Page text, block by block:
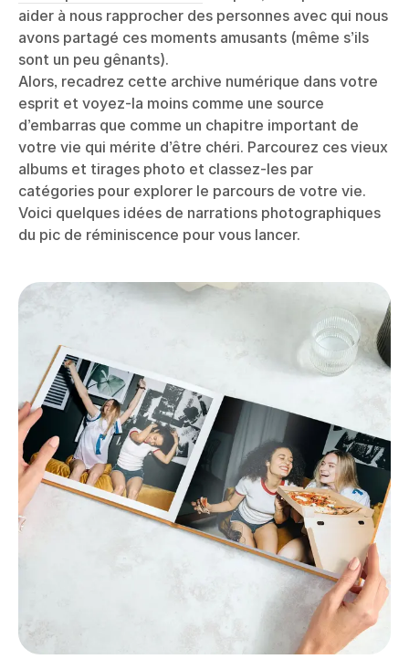
aider à nous rapprocher des personnes avec qui nous
avons partagé ces moments amusants (même s’ils
sont un peu gênants).
Alors, recadrez cette archive numérique dans votre
esprit et voyez-la moins comme une source
d’embarras que comme un chapitre important de
votre vie qui mérite d’être chéri. Parcourez ces vieux
albums et tirages photo et classez-les par
catégories pour explorer le parcours de votre vie.
Voici quelques idées de narrations photographiques
du pic de réminiscence pour vous lancer.